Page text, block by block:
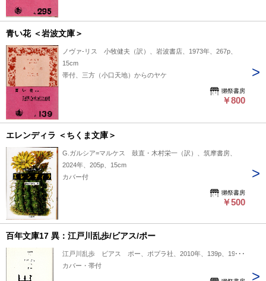
青い花 ＜岩波文庫＞
ノヴァ-リス 小牧健夫（訳）、岩波書店、1973年、267p、
15cm
帯付、三方（小口天地）からのヤケ
獺祭書房
￥800
エレンディラ ＜ちくま文庫＞
G.ガルシア=マルケス 鼓直・木村栄一（訳）、筑摩書房、
2024年、205p、15cm
カバー付
獺祭書房
￥500
百年文庫17 異：江戸川乱歩/ビアス/ポー
江戸川乱歩 ビアス ポー、ポプラ社、2010年、139p、19cm
カバー・帯付